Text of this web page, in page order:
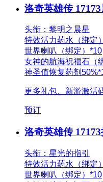
洛奇英雄传
头衔：黎明之晨星
特效活力药水（绑定
世界喇叭（绑定）*10
女神的航海祝福石（
神圣值恢复药剂
更多礼包、新游激活
预订
洛奇英雄传
头衔：星光的指引
特效活力药水（绑定
世界喇叭（绑定）*10